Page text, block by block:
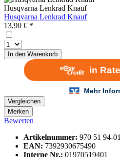
Husqvarna Lenkrad Knauf
Husqvarna Lenkrad Knauf
13,90 € *
In den Warenkorb
Vergleichen
Merken
Bewerten
Artikelnummer: 970 51 94-01
EAN: 7392930675490
Interne Nr.: 01970519401